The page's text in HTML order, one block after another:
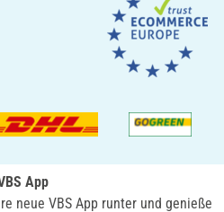
App
neue VBS App runter und genieße